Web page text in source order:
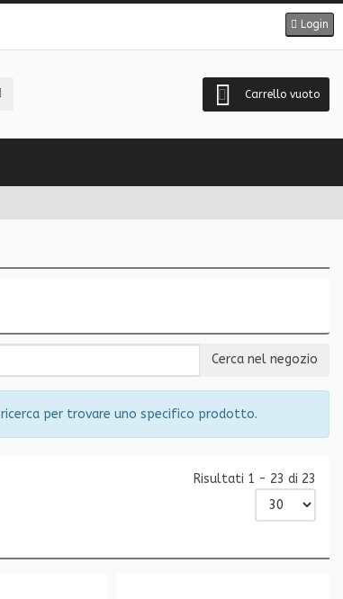
Login
Carrello vuoto
per trovare uno specifico prodotto.
Risultati 1 - 23 di 23